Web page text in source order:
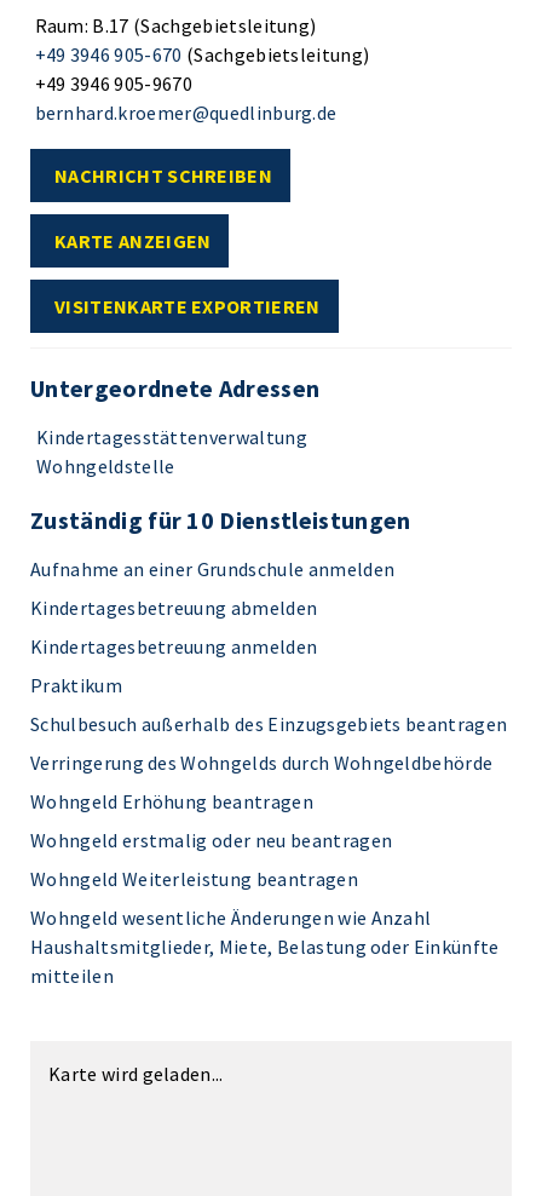
Raum: B.17 (Sachgebietsleitung)
+49 3946 905-670 (Sachgebietsleitung)
+49 3946 905-9670
bernhard.kroemer@quedlinburg.de
NACHRICHT SCHREIBEN
KARTE ANZEIGEN
VISITENKARTE EXPORTIEREN
Untergeordnete Adressen
Kindertagesstättenverwaltung
Wohngeldstelle
Zuständig für 10 Dienstleistungen
Aufnahme an einer Grundschule anmelden
Kindertagesbetreuung abmelden
Kindertagesbetreuung anmelden
Praktikum
Schulbesuch außerhalb des Einzugsgebiets beantragen
Verringerung des Wohngelds durch Wohngeldbehörde
Wohngeld Erhöhung beantragen
Wohngeld erstmalig oder neu beantragen
Wohngeld Weiterleistung beantragen
Wohngeld wesentliche Änderungen wie Anzahl
Haushaltsmitglieder, Miete, Belastung oder Einkünfte
mitteilen
Karte wird geladen...